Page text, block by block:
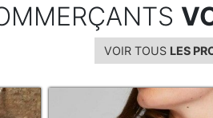
VOIR TOUS LES